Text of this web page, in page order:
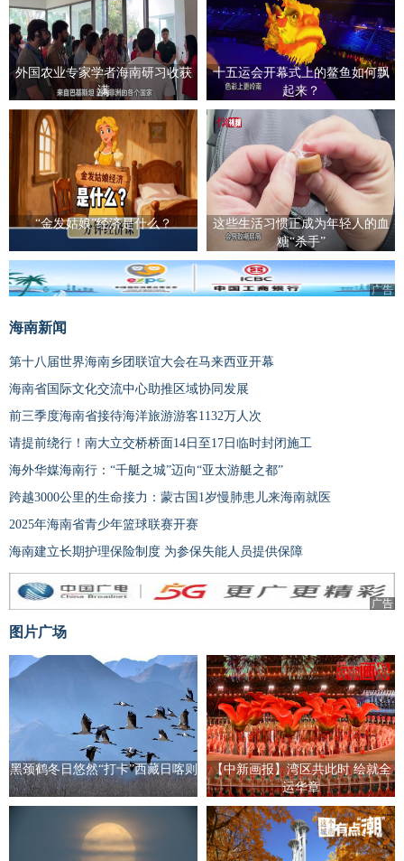
外国农业专家学者海南研习收获
满
十五运会开幕式上的鳌鱼如何飘
起来？
“金发姑娘”经济是什么？
这些生活习惯正成为年轻人的血
糖“杀手”
广告
海南新闻
第十八届世界海南乡团联谊大会在马来西亚开幕
海南省国际文化交流中心助推区域协同发展
前三季度海南省接待海洋旅游游客1132万人次
请提前绕行！南大立交桥桥面14日至17日临时封闭施工
海外华媒海南行：“千艇之城”迈向“亚太游艇之都”
跨越3000公里的生命接力：蒙古国1岁慢肺患儿来海南就医
2025年海南省青少年篮球联赛开赛
海南建立长期护理保险制度 为参保失能人员提供保障
广告
图片广场
黑颈鹤冬日悠然“打卡”西藏日喀则
【中新画报】湾区共此时 绘就全
运华章